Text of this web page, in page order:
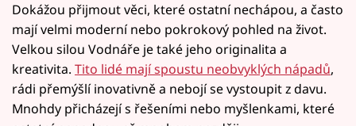
Dokážou přijmout věci, které ostatní nechápou, a často
mají velmi moderní nebo pokrokový pohled na život.
Velkou silou Vodnáře je také jeho originalita a
kreativita. Tito lidé mají spoustu neobvyklých nápadů,
rádi přemýšlí inovativně a nebojí se vystoupit z davu.
Mnohdy přicházejí s řešeními nebo myšlenkami, které